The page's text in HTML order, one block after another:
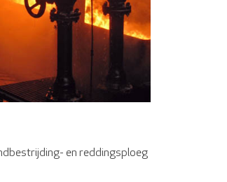
en reddingsploeg